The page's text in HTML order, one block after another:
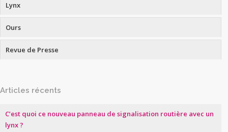
Lynx
Ours
Revue de Presse
Articles récents
C’est quoi ce nouveau panneau de signalisation routière avec un
lynx ?